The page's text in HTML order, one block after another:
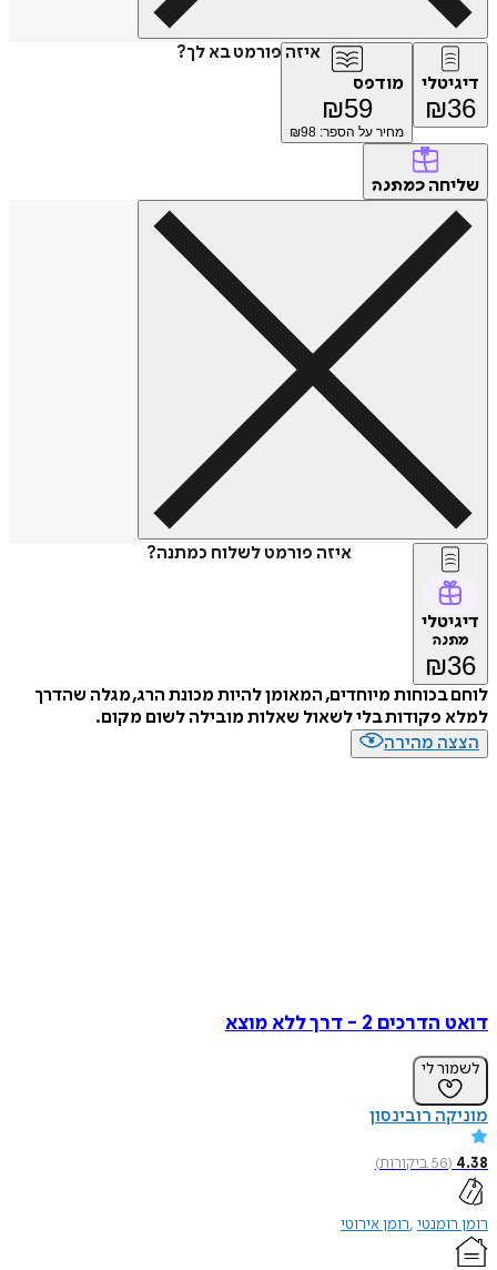
איזה פורמט בא לך?
דיגיטלי
₪36
מודפס
₪59
מחיר על הספר: ₪ 98
שליחה כמתנה
איזה פורמט לשלוח כמתנה?
דיגיטלי
מתנה
₪36
לוחם בכוחות מיוחדים, המאומן להיות מכונת הרג, מגלה שהדרך
למלא פקודות בלי לשאול שאלות מובילה לשום מקום.
הצצה מהירה
דואט הדרכים 2 - דרך ללא מוצא
לשמור לי
מוניקה רובינסון
4.38
(
56ביקורות)
רומן רומנטי רומן אירוטי